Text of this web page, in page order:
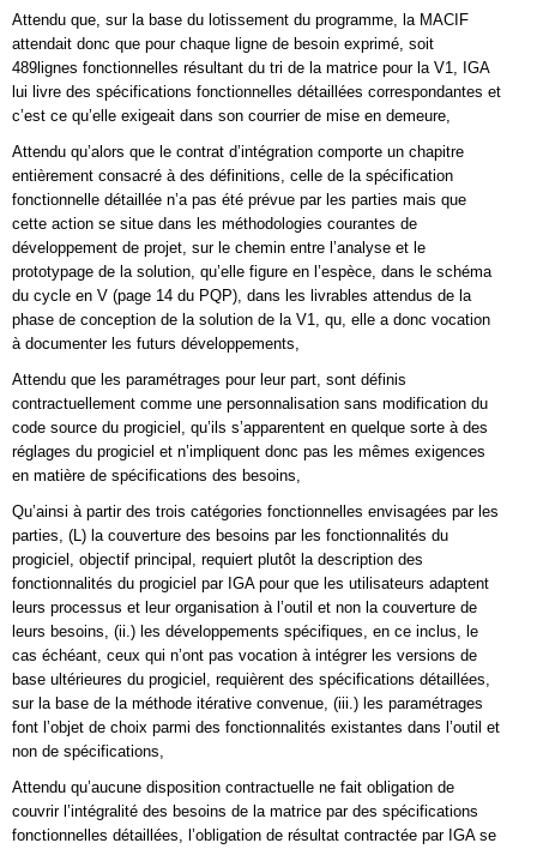
Attendu que, sur la base du lotissement du programme, la MACIF
attendait donc que pour chaque ligne de besoin exprimé, soit
489lignes fonctionnelles résultant du tri de la matrice pour la V1, IGA
lui livre des spécifications fonctionnelles détaillées correspondantes et
c’est ce qu’elle exigeait dans son courrier de mise en demeure,
Attendu qu’alors que le contrat d’intégration comporte un chapitre
entièrement consacré à des définitions, celle de la spécification
fonctionnelle détaillée n’a pas été prévue par les parties mais que
cette action se situe dans les méthodologies courantes de
développement de projet, sur le chemin entre l’analyse et le
prototypage de la solution, qu’elle figure en l’espèce, dans le schéma
du cycle en V (page 14 du PQP), dans les livrables attendus de la
phase de conception de la solution de la V1, qu, elle a donc vocation
à documenter les futurs développements,
Attendu que les paramétrages pour leur part, sont définis
contractuellement comme une personnalisation sans modification du
code source du progiciel, qu’ils s’apparentent en quelque sorte à des
réglages du progiciel et n’impliquent donc pas les mêmes exigences
en matière de spécifications des besoins,
Qu’ainsi à partir des trois catégories fonctionnelles envisagées par les
parties, (L) la couverture des besoins par les fonctionnalités du
progiciel, objectif principal, requiert plutôt la description des
fonctionnalités du progiciel par IGA pour que les utilisateurs adaptent
leurs processus et leur organisation à l’outil et non la couverture de
leurs besoins, (ii.) les développements spécifiques, en ce inclus, le
cas échéant, ceux qui n’ont pas vocation à intégrer les versions de
base ultérieures du progiciel, requièrent des spécifications détaillées,
sur la base de la méthode itérative convenue, (iii.) les paramétrages
font l’objet de choix parmi des fonctionnalités existantes dans l’outil et
non de spécifications,
Attendu qu’aucune disposition contractuelle ne fait obligation de
couvrir l’intégralité des besoins de la matrice par des spécifications
fonctionnelles détaillées, l’obligation de résultat contractée par IGA se